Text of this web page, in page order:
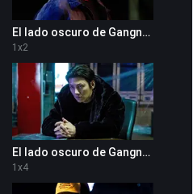
El lado oscuro de Gangnam 1x2
1 x2
El lado oscuro de Gangnam 1x4
1 x4